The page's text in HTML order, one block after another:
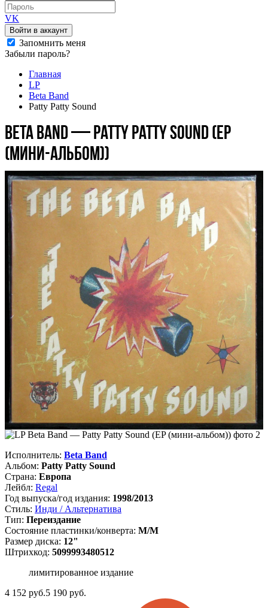
VK
Войти в аккаунт
Запомнить меня
Забыли пароль?
Главная
LP
Beta Band
Patty Patty Sound
Beta Band — Patty Patty Sound (EP
(мини-альбом))
Исполнитель: Beta Band
Альбом: Patty Patty Sound
Страна: Европа
Лейбл: Regal
Год выпуска/год издания: 1998/2013
Стиль: Инди / Альтернатива
Тип: Переиздание
Состояние пластинки/конверта: M/M
Размер диска: 12"
Штрихкод: 5099993480512
лимитированное издание
4 152 руб.5 190 руб.